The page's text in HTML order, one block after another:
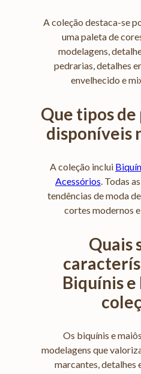
A coleção destaca-se
uma paleta de
modelagens,
pedrarias, detalhes
envelhecido e
Que tipos de
disponíveis
A coleção inclui
Acessórios. Todas
tendências de moda
cortes modernos
Quais
Biquínis e
Os biquínis e
modelagens que
marcantes, detalhes